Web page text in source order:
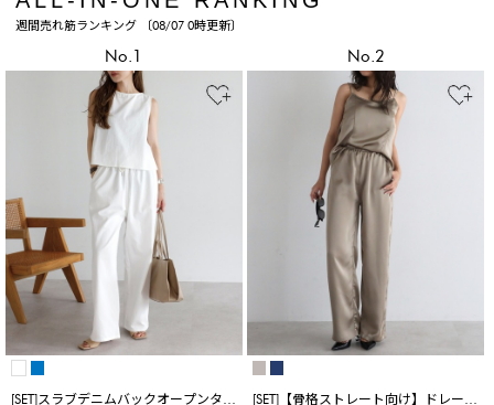
週間売れ筋ランキング 〔08/07 0時更新〕
No.1
[SET]スラブデニムバックオープンタン
No.2
[SET]【骨格ストレート向け】ドレープ